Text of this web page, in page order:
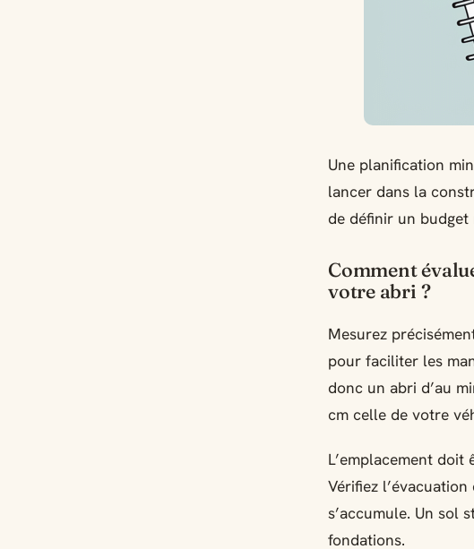
Une planification
lancer dans la
de définir un
Comment
votre abri ?
Mesurez
pour faciliter les
donc un abri d’au
cm celle de votre
L’emplacement
Vérifiez
s’accumule. Un sol
fondations.